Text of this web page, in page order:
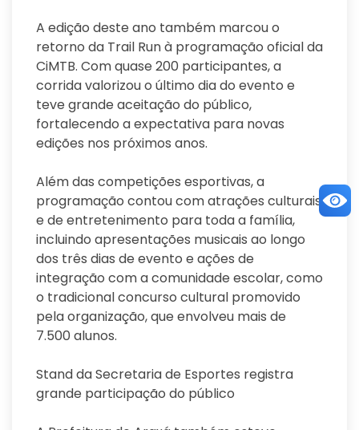
A edição deste ano também marcou o
retorno da Trail Run à programação oficial da
CiMTB. Com quase 200 participantes, a
corrida valorizou o último dia do evento e
teve grande aceitação do público,
fortalecendo a expectativa para novas
edições nos próximos anos.
Além das competições esportivas, a
programação contou com atrações culturais
e de entretenimento para toda a família,
incluindo apresentações musicais ao longo
dos três dias de evento e ações de
integração com a comunidade escolar, como
o tradicional concurso cultural promovido
pela organização, que envolveu mais de
7.500 alunos.
Stand da Secretaria de Esportes registra
grande participação do público